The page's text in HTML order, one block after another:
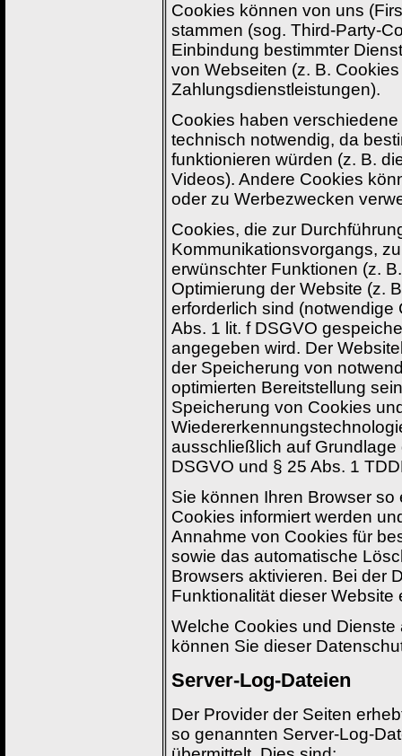
Cookies können von uns
stammen (sog. Third-Party-
Einbindung bestimmter
von Webseiten (z. B.
Zahlungsdienstleistungen).
Cookies haben
technisch notwendig, da
funktionieren würden (z. B.
Videos). Andere Cookies
oder zu Werbezwecken
Cookies, die zur
Kommunikationsvorgangs,
erwünschter Funktionen (z.
Optimierung der Website (z.
erforderlich sind (notwendige
Abs. 1 lit. f DSGVO
angegeben wird. Der
der Speicherung von
optimierten Bereitstellung
Speicherung von Cookies
ausschließlich auf Grundlage
DSGVO und § 25 Abs. 1
Sie können Ihren Browser
Cookies informiert werden
Annahme von Cookies für
sowie das automatische
Browsers aktivieren. Bei der
Funktionalität dieser Website
Welche Cookies und
können Sie dieser
Server-Log-Dateien
Der Provider der Seiten
so genannten Server-Log-